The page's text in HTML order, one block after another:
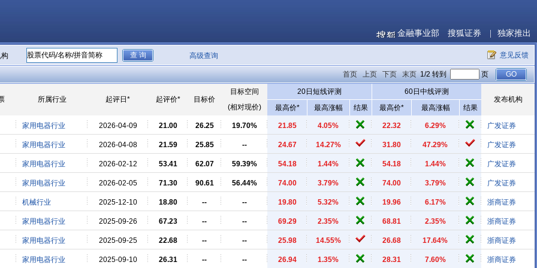
金融事业部 搜狐证券 独家推出
高级查询 意见反馈
首页 上页 下页 末页 1/2 转到 页
所属行业 起评日* 起评价* 目标价
目标空间
(相对现价)
20日短线评测
60日中线评测
发布机构
最高价*
最高涨幅 结果 最高价* 最高涨幅 结果
家用电器行业 2026-04-09 21.00 26.25 19.70% 21.85 4.05% 22.32 6.29% 广发证券
家用电器行业 2026-04-08 21.59 25.85 -- 24.67 14.27% 31.80 47.29% 广发证券
家用电器行业 2026-02-12 53.41 62.07 59.39% 54.18 1.44% 54.18 1.44% 广发证券
家用电器行业 2026-02-05 71.30 90.61 56.44% 74.00 3.79% 74.00 3.79% 广发证券
机械行业 2025-12-10 18.80 -- -- 19.80 5.32% 19.96 6.17% 浙商证券
家用电器行业 2025-09-26 67.23 -- -- 69.29 2.35% 68.81 2.35% 浙商证券
家用电器行业 2025-09-25 22.68 -- -- 25.98 14.55% 26.68 17.64% 浙商证券
家用电器行业 2025-09-10 26.31 -- -- 26.94 1.35% 28.31 7.60% 浙商证券